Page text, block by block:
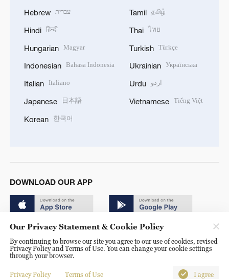
Hebrew עברית
Hindi हिन्दी
Hungarian Magyar
Indonesian Bahasa Indonesia
Italian Italiano
Japanese 日本語
Korean 한국어
Tamil தமிழ்
Thai ไทย
Turkish Türkçe
Ukrainian Українська
Urdu اردو
Vietnamese Tiếng Việt
DOWNLOAD OUR APP
© China Radio International.CRI. All Rights Reserved. 16A
Shijingshan Road, Beijing, China. 100040
Our Privacy Statement & Cookie Policy
By continuing to browse our site you agree to our use of cookies, revised
Privacy Policy and Terms of Use. You can change your cookie settings
through your browser.
Privacy Policy Terms of Use I agree